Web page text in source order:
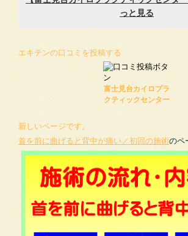
エキテンの口コミを投稿する
富士見台カイロプラ
クティックセンター
新しいページです。
首を前に曲げると背中が痛い／初回の施術のペ